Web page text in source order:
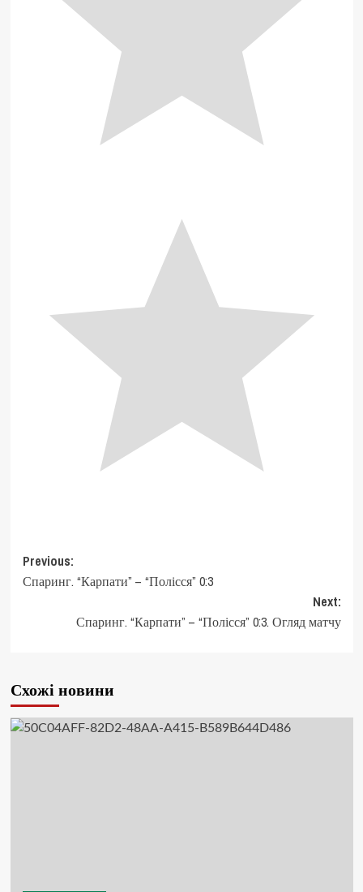
Post
navigation
Previous:
Спаринг. “Карпати” – “Полісся” 0:3
Next:
Спаринг. “Карпати” – “Полісся” 0:3. Огляд матчу
Схожі новини